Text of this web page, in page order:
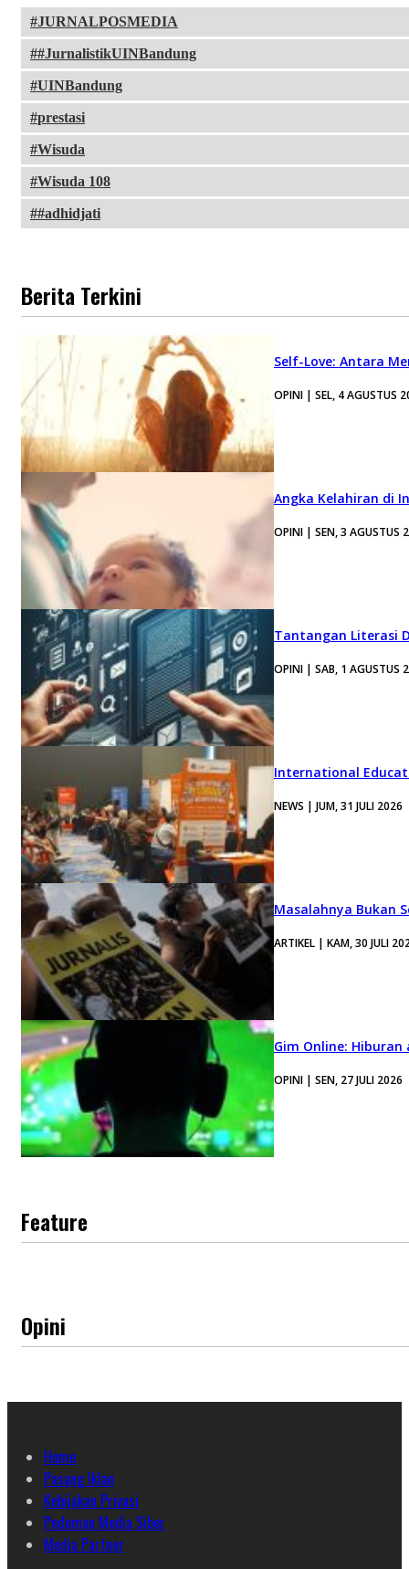
JURNALPOSMEDIA
#JurnalistikUINBandung
UINBandung
prestasi
Wisuda
Wisuda 108
#adhidjati
Berita Terkini
Self-Love: Antara
OPINI | SEL, 4 AGUSTUS
Angka Kelahiran di
OPINI | SEN, 3 AGUSTUS
Tantangan Literasi
OPINI | SAB, 1 AGUSTUS
International
NEWS | JUM, 31 JULI 2026
Masalahnya Bukan
ARTIKEL | KAM, 30 JULI
Gim Online:
OPINI | SEN, 27 JULI 2026
Feature
Opini
Home
Pasang Iklan
Kebijakan Privasi
Pedoman Media Siber
Media Partner